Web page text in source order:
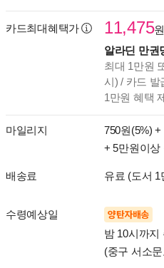
카드최대혜택가 11,475원
알라딘 만권
최대 1만원
시) / 카드 발
1만원 혜택
마일리지 750원(5%) +
+ 5만원이상
배송료 유료 (도서 1
수령예상일 양탄자배송
밤 10시까지
(중구 서소